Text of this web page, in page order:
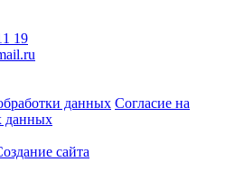
19
данных Cогласие на
данных